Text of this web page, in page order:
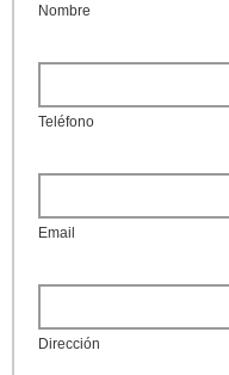
Nombre
Teléfono
Email
Dirección